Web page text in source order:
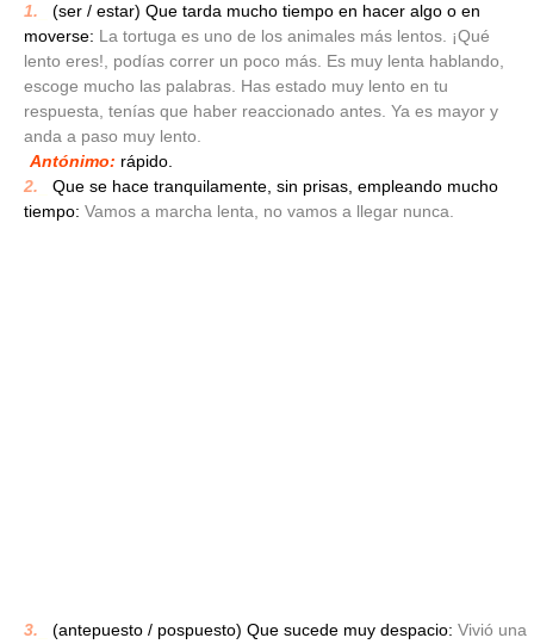
1.
(ser / estar) Que tarda mucho tiempo en hacer algo o en
moverse: La tortuga es uno de los animales más lentos. ¡Qué
lento eres!, podías correr un poco más. Es muy lenta hablando,
escoge mucho las palabras. Has estado muy lento en tu
respuesta, tenías que haber reaccionado antes. Ya es mayor y
anda a paso muy lento.
Antónimo: rápido.
2.
Que se hace tranquilamente, sin prisas, empleando mucho
tiempo: Vamos a marcha lenta, no vamos a llegar nunca.
3. (antepuesto / pospuesto) Que sucede muy despacio: Vivió una